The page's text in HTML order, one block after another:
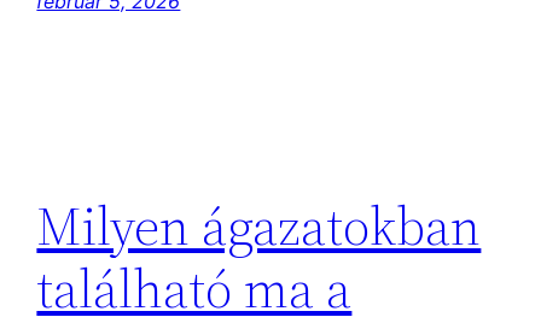
Milyen ágazatokban
található ma a